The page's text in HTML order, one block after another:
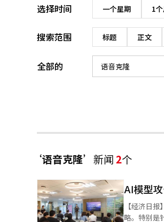
选择时间 一个星期 1
搜索范围 标题 正文
全部的
‘语音克隆’ 新闻 2个
AI模型
【经济日
略。特别是